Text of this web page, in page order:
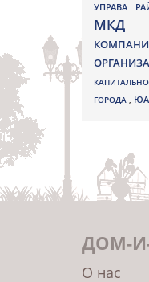
УПРАВА
ГОРОДА ,
ДОМ-
О нас